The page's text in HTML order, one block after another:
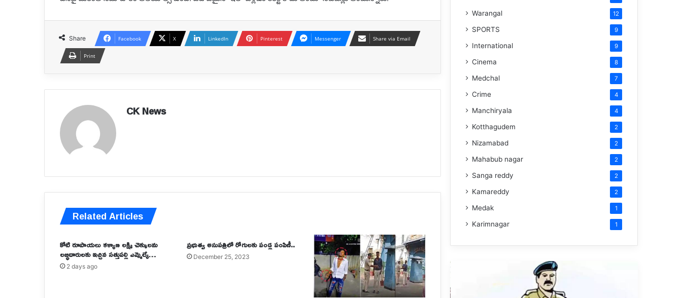
Share Facebook X LinkedIn Pinterest Messenger Share via Email
Print
CK News
Related Articles
కోటి రూపాయలు కళ్యాణ లక్ష్మి చెక్కులను
లబ్ధిదారులకు ఇచ్చిన సత్తుపల్లి ఎమ్మెల్యే…
2 days ago
ప్రభుత్వ అసుపత్రిలో రోగులకు పండ్ల పంపిణీ..
December 25, 2023
Warangal 12
SPORTS 9
International 9
Cinema 8
Medchal 7
Crime 4
Manchiryala 4
Kotthagudem 2
Nizamabad 2
Mahabub nagar 2
Sanga reddy 2
Kamareddy 2
Medak 1
Karimnagar 1
రాష్ట్రంలో
ఎస్ఐ
సస్పెన్షన్